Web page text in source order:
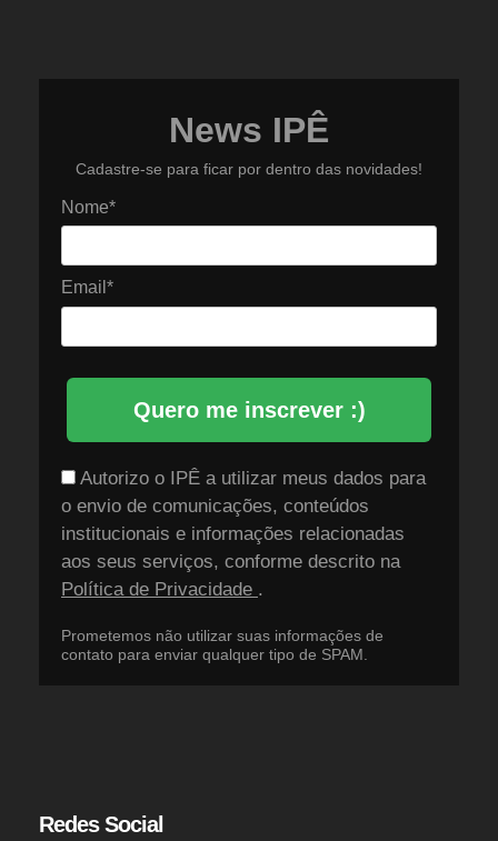
News IPÊ
Cadastre-se para ficar por dentro das novidades!
Nome*
Email*
Quero me inscrever :)
Autorizo o IPÊ a utilizar meus dados para
o envio de comunicações, conteúdos
institucionais e informações relacionadas
aos seus serviços, conforme descrito na
Política de Privacidade .
Prometemos não utilizar suas informações de
contato para enviar qualquer tipo de SPAM.
Redes Social